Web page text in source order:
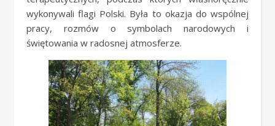
wykonywali flagi Polski. Była to okazja do wspólnej
pracy, rozmów o symbolach narodowych i
świętowania w radosnej atmosferze.